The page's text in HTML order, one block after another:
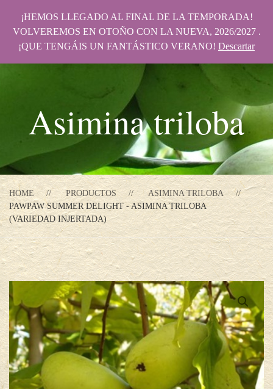
Asimina triloba
HOME PRODUCTOS
ASIMINA TRILOBA
PAWPAW SUMMER DELIGHT - ASIMINA TRILOBA
(VARIEDAD INJERTADA)
¡HEMOS LLEGADO AL FINAL DE LA TEMPORADA!
VOLVEREMOS EN OTOÑO CON LA NUEVA, 2026/2027 .
¡QUE TENGÁIS UN FANTÁSTICO VERANO! Descartar